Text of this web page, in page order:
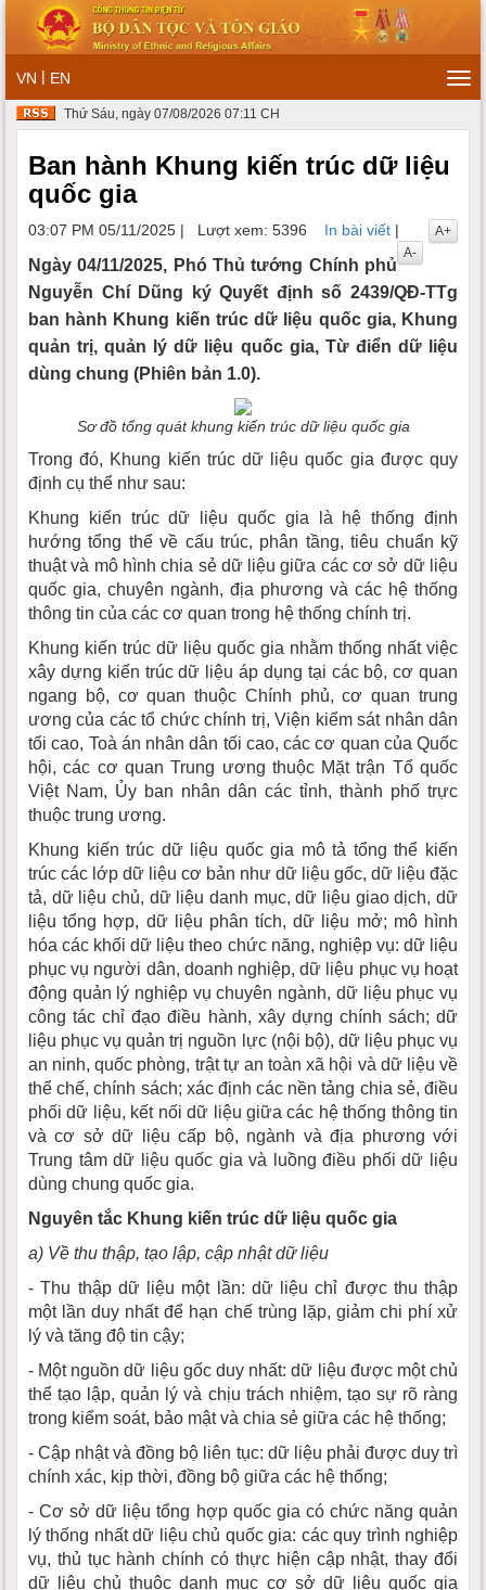
VN | EN
Thứ Sáu, ngày 07/08/2026 07:11 CH
Ban hành Khung kiến trúc dữ liệu
quốc gia
03:07 PM 05/11/2025 | Lượt xem: 5396 In bài viết |
A+
A-
Ngày 04/11/2025, Phó Thủ tướng Chính phủ
Nguyễn Chí Dũng ký Quyết định số 2439/QĐ-TTg
ban hành Khung kiến trúc dữ liệu quốc gia, Khung
quản trị, quản lý dữ liệu quốc gia, Từ điển dữ liệu
dùng chung (Phiên bản 1.0).
Sơ đồ tổng quát khung kiến trúc dữ liệu quốc gia
Trong đó, Khung kiến trúc dữ liệu quốc gia được quy
định cụ thể như sau:
Khung kiến trúc dữ liệu quốc gia là hệ thống định
hướng tổng thể về cấu trúc, phân tầng, tiêu chuẩn kỹ
thuật và mô hình chia sẻ dữ liệu giữa các cơ sở dữ liệu
quốc gia, chuyên ngành, địa phương và các hệ thống
thông tin của các cơ quan trong hệ thống chính trị.
Khung kiến trúc dữ liệu quốc gia nhằm thống nhất việc
xây dựng kiến trúc dữ liệu áp dụng tại các bộ, cơ quan
ngang bộ, cơ quan thuộc Chính phủ, cơ quan trung
ương của các tổ chức chính trị, Viện kiểm sát nhân dân
tối cao, Toà án nhân dân tối cao, các cơ quan của Quốc
hội, các cơ quan Trung ương thuộc Mặt trận Tổ quốc
Việt Nam, Ủy ban nhân dân các tỉnh, thành phố trực
thuộc trung ương.
Khung kiến trúc dữ liệu quốc gia mô tả tổng thể kiến
trúc các lớp dữ liệu cơ bản như dữ liệu gốc, dữ liệu đặc
tả, dữ liệu chủ, dữ liệu danh mục, dữ liệu giao dịch, dữ
liệu tổng hợp, dữ liệu phân tích, dữ liệu mở; mô hình
hóa các khối dữ liệu theo chức năng, nghiệp vụ: dữ liệu
phục vụ người dân, doanh nghiệp, dữ liệu phục vụ hoạt
động quản lý nghiệp vụ chuyên ngành, dữ liệu phục vụ
công tác chỉ đạo điều hành, xây dựng chính sách; dữ
liệu phục vụ quản trị nguồn lực (nội bộ), dữ liệu phục vụ
an ninh, quốc phòng, trật tự an toàn xã hội và dữ liệu về
thể chế, chính sách; xác định các nền tảng chia sẻ, điều
phối dữ liệu, kết nối dữ liệu giữa các hệ thống thông tin
và cơ sở dữ liệu cấp bộ, ngành và địa phương với
Trung tâm dữ liệu quốc gia và luồng điều phối dữ liệu
dùng chung quốc gia.
Nguyên tắc Khung kiến trúc dữ liệu quốc gia
a) Về thu thập, tạo lập, cập nhật dữ liệu
- Thu thập dữ liệu một lần: dữ liệu chỉ được thu thập
một lần duy nhất để hạn chế trùng lặp, giảm chi phí xử
lý và tăng độ tin cậy;
- Một nguồn dữ liệu gốc duy nhất: dữ liệu được một chủ
thể tạo lập, quản lý và chịu trách nhiệm, tạo sự rõ ràng
trong kiểm soát, bảo mật và chia sẻ giữa các hệ thống;
- Cập nhật và đồng bộ liên tục: dữ liệu phải được duy trì
chính xác, kịp thời, đồng bộ giữa các hệ thống;
- Cơ sở dữ liệu tổng hợp quốc gia có chức năng quản
lý thống nhất dữ liệu chủ quốc gia: các quy trình nghiệp
vụ, thủ tục hành chính có thực hiện cập nhật, thay đổi
dữ liệu chủ thuộc danh mục cơ sở dữ liệu quốc gia